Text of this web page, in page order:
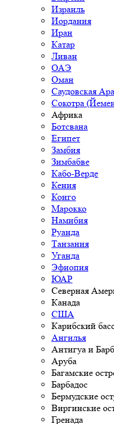
Израиль
Иордания
Иран
Катар
Ливан
ОАЭ
Оман
Саудовская
Сокотра
Африка
Ботсвана
Египет
Замбия
Зимбабве
Кабо-Верде
Кения
Конго
Марокко
Намибия
Руанда
Танзания
Уганда
Эфиопия
ЮАР
Северная
Канада
США
Карибский
Ангилья
Антигуа и
Аруба
Багамские
Барбадос
Бермудские
Виргинские
Гренада